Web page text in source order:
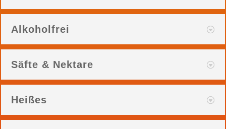
Alkoholfrei
Säfte & Nektare
Heißes